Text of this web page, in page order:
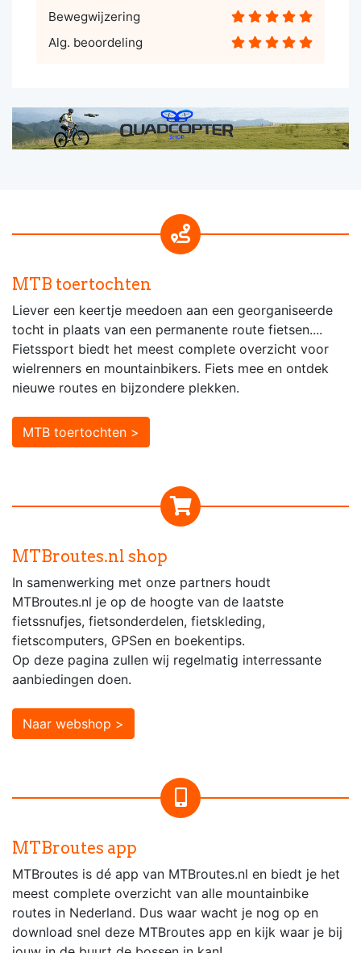
Bewegwijzering
Alg. beoordeling
MTB toertochten
Liever een keertje meedoen aan een georganiseerde
tocht in plaats van een permanente route fietsen....
Fietssport biedt het meest complete overzicht voor
wielrenners en mountainbikers. Fiets mee en ontdek
nieuwe routes en bijzondere plekken.
MTB toertochten >
MTBroutes.nl shop
In samenwerking met onze partners houdt
MTBroutes.nl je op de hoogte van de laatste
fietssnufjes, fietsonderdelen, fietskleding,
fietscomputers, GPSen en boekentips.
Op deze pagina zullen wij regelmatig interressante
aanbiedingen doen.
Naar webshop >
MTBroutes app
MTBroutes is dé app van MTBroutes.nl en biedt je het
meest complete overzicht van alle mountainbike
routes in Nederland. Dus waar wacht je nog op en
download snel deze MTBroutes app en kijk waar je bij